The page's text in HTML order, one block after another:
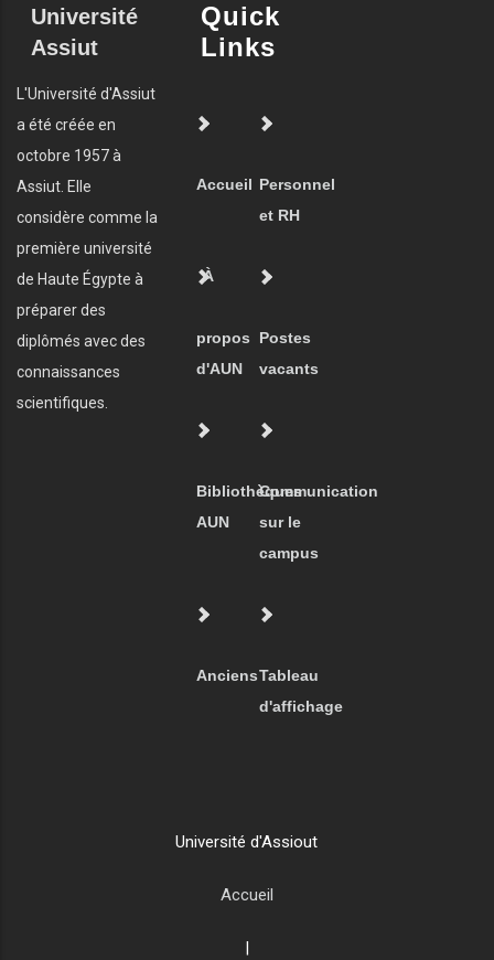
Université
Assiut
L'Université d'Assiut
a été créée en
octobre 1957 à
Assiut. Elle
considère comme la
première université
de Haute Égypte à
préparer des
diplômés avec des
connaissances
scientifiques.
Quick
Links
Accueil Personnel
et RH
À
propos
d'AUN
Postes
vacants
Bibliothèques
AUN
Communication
sur le
campus
AnciensTableau
d'affichage
Université d'Assiout
Accueil